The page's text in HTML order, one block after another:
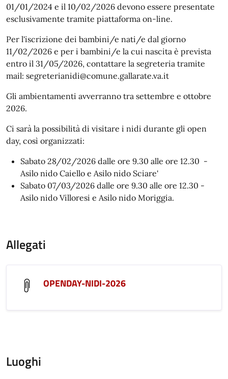
01/01/2024 e il 10/02/2026 devono essere presentate
esclusivamente tramite piattaforma on-line.
Per l'iscrizione dei bambini/e nati/e dal giorno
11/02/2026 e per i bambini/e la cui nascita è prevista
entro il 31/05/2026, contattare la segreteria tramite
mail: segreterianidi@comune.gallarate.va.it
Gli ambientamenti avverranno tra settembre e ottobre
2026.
Ci sarà la possibilità di visitare i nidi durante gli open
day, così organizzati:
Sabato 28/02/2026 dalle ore 9.30 alle ore 12.30 -
Asilo nido Caiello e Asilo nido Sciare'
Sabato 07/03/2026 dalle ore 9.30 alle ore 12.30 -
Asilo nido Villoresi e Asilo nido Moriggia.
Allegati
OPENDAY-NIDI-2026
Luoghi